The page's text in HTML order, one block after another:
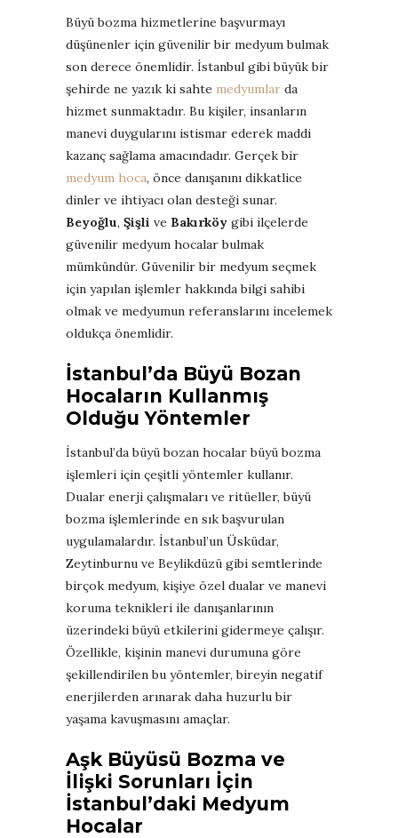
Büyü bozma hizmetlerine başvurmayı
düşünenler için güvenilir bir medyum bulmak
son derece önemlidir. İstanbul gibi büyük bir
şehirde ne yazık ki sahte medyumlar da
hizmet sunmaktadır. Bu kişiler, insanların
manevi duygularını istismar ederek maddi
kazanç sağlama amacındadır. Gerçek bir
medyum hoca, önce danışanını dikkatlice
dinler ve ihtiyacı olan desteği sunar.
Beyoğlu, Şişli ve Bakırköy gibi ilçelerde
güvenilir medyum hocalar bulmak
mümkündür. Güvenilir bir medyum seçmek
için yapılan işlemler hakkında bilgi sahibi
olmak ve medyumun referanslarını incelemek
oldukça önemlidir.
İstanbul’da Büyü Bozan
Hocaların Kullanmış
Olduğu Yöntemler
İstanbul’da büyü bozan hocalar büyü bozma
işlemleri için çeşitli yöntemler kullanır.
Dualar enerji çalışmaları ve ritüeller, büyü
bozma işlemlerinde en sık başvurulan
uygulamalardır. İstanbul’un Üsküdar,
Zeytinburnu ve Beylikdüzü gibi semtlerinde
birçok medyum, kişiye özel dualar ve manevi
koruma teknikleri ile danışanlarının
üzerindeki büyü etkilerini gidermeye çalışır.
Özellikle, kişinin manevi durumuna göre
şekillendirilen bu yöntemler, bireyin negatif
enerjilerden arınarak daha huzurlu bir
yaşama kavuşmasını amaçlar.
Aşk Büyüsü Bozma ve
İlişki Sorunları İçin
İstanbul’daki Medyum
Hocalar